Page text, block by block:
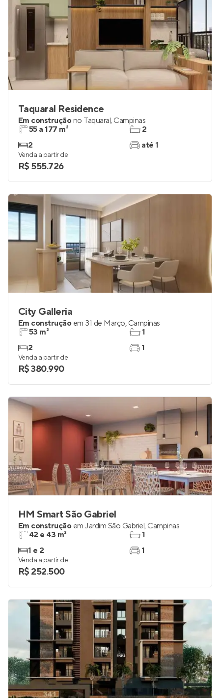
Taquaral Residence
Em construçãono Taquaral, Campinas
55 a 177 m²
2
2
até 1
Venda a partir de
R$ 555.726
City Galleria
Em construção em 31 de Março, Campinas
53 m²
2
1
1
Venda a partir de
R$ 380.990
HM Smart São Gabriel
Em construção em Jardim São Gabriel, Campinas
42 e 43 m²
1 e 2
1
1
Venda a partir de
R$ 252.500